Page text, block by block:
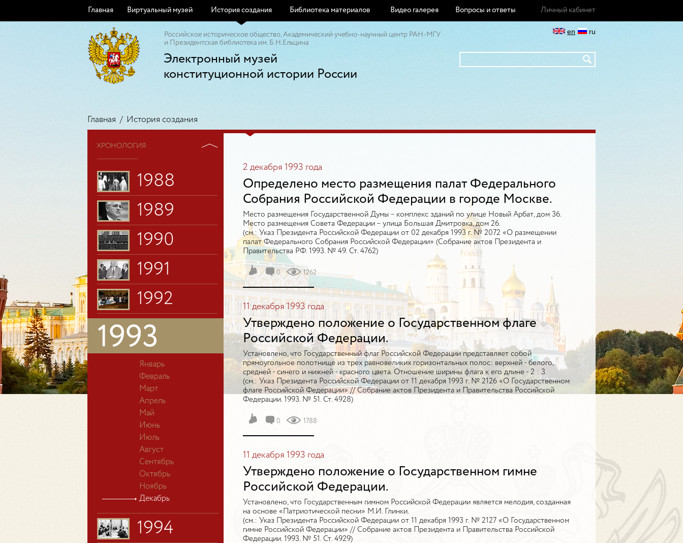
Главная Виртуальный музей История создания Библиотека материалов Видео галерея Вопросы и ответы Личный кабинет
Российское историческое общество, Академический учебно-научный центр РАН-МГУ
и Президентская библиотека им. Б.Н.Ельцина
Электронный музей
конституционной истории России
ru
en
Главная / История создания
ХРОНОЛОГИЯ
1988
1989
1990
1991
1992
1993
Январь
Февраль
Март
Апрель
Май
Июнь
Июль
Август
Сентябрь
Октябрь
Ноябрь
Декабрь
1994
2 декабря 1993 года
Определено место размещения палат Федерального
Собрания Российской Федерации в городе Москве.
Место размещения Государственной Думы – комплекс зданий по улице Новый Арбат, дом 36.
Место размещения Совета Федерации – улица Большая Дмитровка, дом 26.
(см.: Указ Президента Российской Федерации от 02 декабря 1993 г. № 2072 «О размещении
палат Федерального Собрания Российской Федерации» (Собрание актов Президента и
Правительства РФ. 1993. № 49. Ст. 4762)
0 1262
11 декабря 1993 года
Утверждено положение о Государственном флаге
Российской Федерации.
Установлено, что Государственный флаг Российской Федерации представляет собой
прямоугольное полотнище из трех равновеликих горизонтальных полос: верхней - белого,
средней - синего и нижней - красного цвета. Отношение ширины флага к его длине - 2 : 3.
(см.: Указ Президента Российской Федерации от 11 декабря 1993 г. № 2126 «О Государственном
флаге Российской Федерации» // Собрание актов Президента и Правительства Российской
Федерации. 1993. № 51. Ст. 4928)
0 1788
11 декабря 1993 года
Утверждено положение о Государственном гимне
Российской Федерации.
Установлено, что Государственным гимном Российской Федерации является мелодия, созданная
на основе «Патриотической песни» М.И. Глинки.
(см.: Указ Президента Российской Федерации от 11 декабря 1993 г. № 2127 «О Государственном
гимне Российской Федерации» // Собрание актов Президента и Правительства Российской
Федерации. 1993. № 51. Ст. 4929)